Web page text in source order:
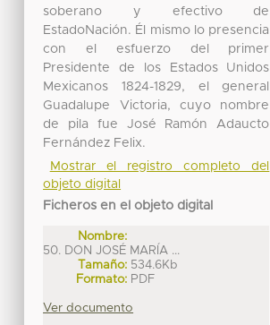
soberano y efectivo de
EstadoNación. Él mismo lo presencia
con el esfuerzo del primer
Presidente de los Estados Unidos
Mexicanos 1824-1829, el general
Guadalupe Victoria, cuyo nombre
de pila fue José Ramón Adaucto
Fernández Felix.
Mostrar el registro completo del
objeto digital
Ficheros en el objeto digital
Nombre:
50. DON JOSÉ MARÍA ...
Tamaño: 534.6Kb
Formato: PDF
Ver documento